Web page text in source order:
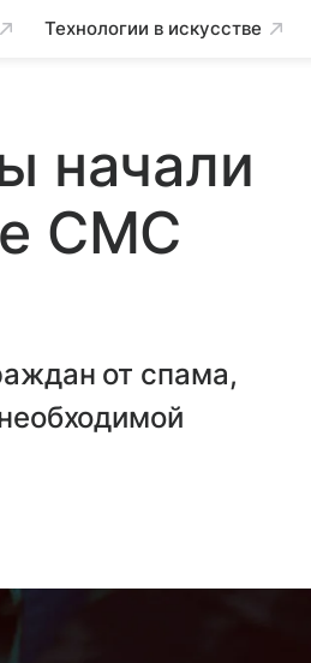
Технологии в искусстве
начали
СМС
от спама,